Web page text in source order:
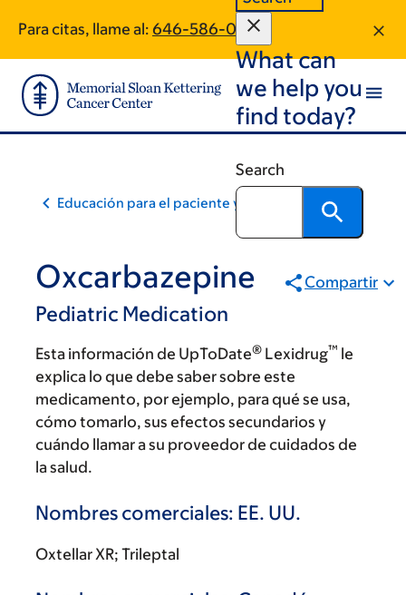
main
content
footer
Para citas, llame al: 646-586-0819
What can
we help you
find today?
Search
Educación para el paciente y la comunidad
Oxcarbazepine
Pediatric Medication
Compartir
Esta información de UpToDate® Lexidrug™ le
explica lo que debe saber sobre este
medicamento, por ejemplo, para qué se usa,
cómo tomarlo, sus efectos secundarios y
cuándo llamar a su proveedor de cuidados de
la salud.
Nombres comerciales: EE. UU.
Oxtellar XR; Trileptal